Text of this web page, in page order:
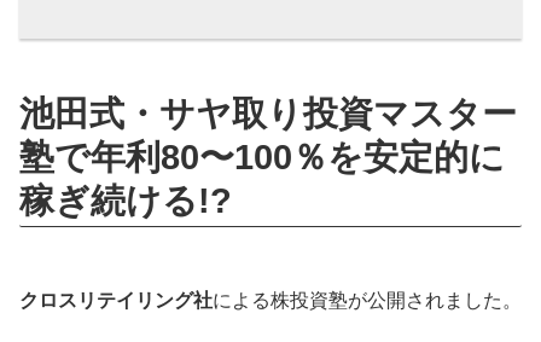
池田式・サヤ取り投資マスター
塾で年利80〜100％を安定的に
稼ぎ続ける!?
クロスリテイリング社による株投資塾が公開されました。